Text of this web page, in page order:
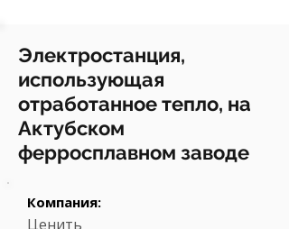
Электростанция,
использующая
отработанное тепло, на
Актубском
ферросплавном заводе
Компания:
Ценить